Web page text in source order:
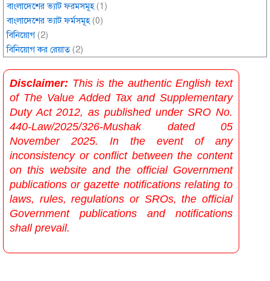
বাংলাদেশের ভ্যাট ফরমসমূহ(1)
বাংলাদেশের ভ্যাট ফর্মসমূহ(0)
বিনিয়োগ(2)
বিনিয়োগ কর রেয়াত(2)
Disclaimer: This is the authentic English text
of The Value Added Tax and Supplementary
Duty Act 2012, as published under SRO No.
440-Law/2025/326-Mushak dated 05
November 2025. In the event of any
inconsistency or conflict between the content
on this website and the official Government
publications or gazette notifications relating to
laws, rules, regulations or SROs, the official
Government publications and notifications
shall prevail.